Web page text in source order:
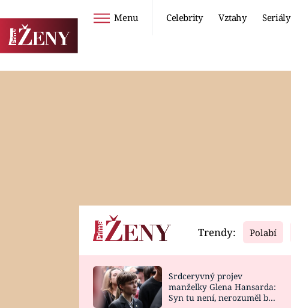
Menu Celebrity Vztahy Seriály
Horoskopy
HOROSKOP NA
Video
CELEBRITY
VAŘENÍ
Trendy: Polabí
Srdceryvný projev
manželky Glena Hansarda:
Syn tu není, nerozuměl by